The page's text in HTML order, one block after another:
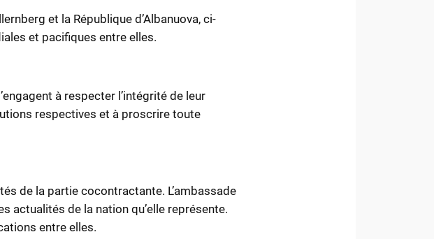
et la République d’Albanuova, ci-
et pacifiques entre elles.
à respecter l’intégrité de leur
respectives et à proscrire toute
de la partie cocontractante. L’ambassade
actualités de la nation qu’elle représente.
entre elles.